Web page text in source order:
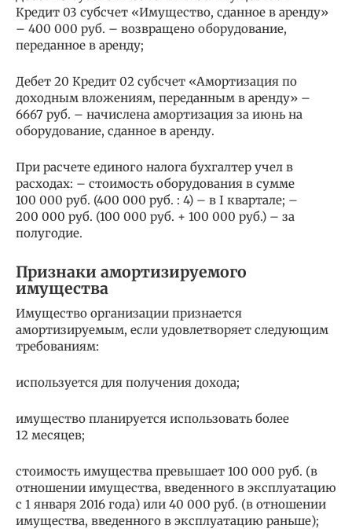
Кредит 03 субсчет «Имущество, сданное в аренду»
– 400 000 руб. – возвращено оборудование,
переданное в аренду;
Дебет 20 Кредит 02 субсчет «Амортизация по
доходным вложениям, переданным в аренду» –
6667 руб. – начислена амортизация за июнь на
оборудование, сданное в аренду.
При расчете единого налога бухгалтер учел в
расходах: – стоимость оборудования в сумме
100 000 руб. (400 000 руб. : 4) – в I квартале; –
200 000 руб. (100 000 руб. + 100 000 руб.) – за
полугодие.
Признаки амортизируемого
имущества
Имущество организации признается
амортизируемым, если удовлетворяет следующим
требованиям:
используется для получения дохода;
имущество планируется использовать более
12 месяцев;
стоимость имущества превышает 100 000 руб. (в
отношении имущества, введенного в эксплуатацию
с 1 января 2016 года) или 40 000 руб. (в отношении
имущества, введенного в эксплуатацию раньше);